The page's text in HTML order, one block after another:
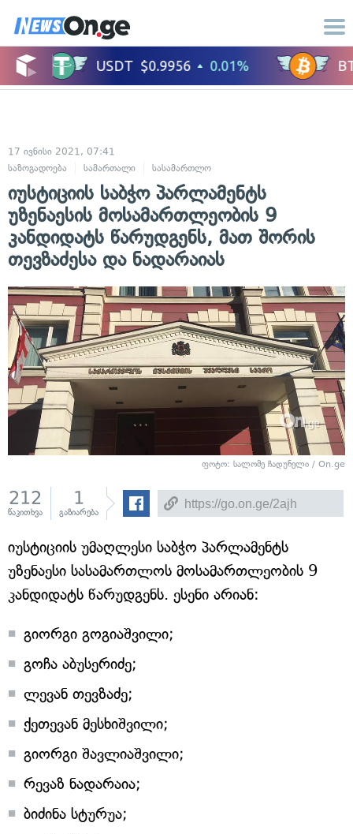
17 ივნისი 2021, 07:41
საზოგადოება
სამართალი სასამართლო
იუსტიციის საბჭო პარლამენტს
უზენაესის მოსამართლეობის 9
კანდიდატს წარუდგენს, მათ შორის
თევზაძესა და ნადარაიას
ფოტო: სალომე ჩადუნელი / On.ge
212
წაკითხვა
1
გაზიარება
იუსტიციის უმაღლესი საბჭო პარლამენტს
უზენაესი სასამართლოს მოსამართლეობის 9
კანდიდატს წარუდგენს. ესენი არიან:
გიორგი გოგიაშვილი;
გოჩა აბუსერიძე;
ლევან თევზაძე;
ქეთევან მესხიშვილი;
გიორგი შავლიაშვილი;
რევაზ ნადარაია;
ბიძინა სტურუა;